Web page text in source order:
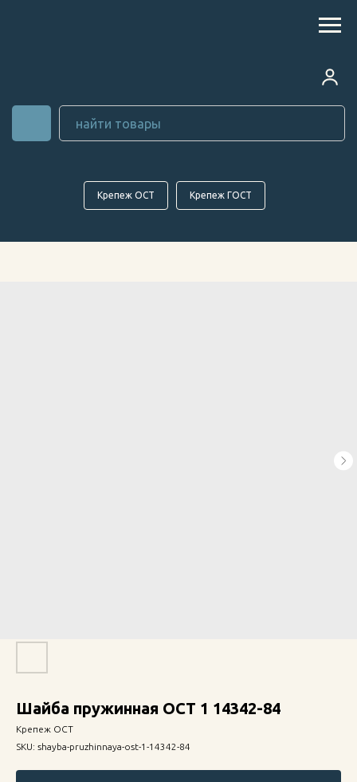
Крепеж ОСТ Крепеж ГОСТ
Шайба пружинная ОСТ 1 14342-84
Крепеж ОСТ
SKU: shayba-pruzhinnaya-ost-1-14342-84